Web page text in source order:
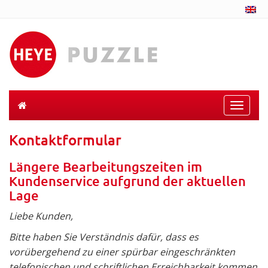
Toggle
Kontaktformular
Längere Bearbeitungszeiten im
Kundenservice aufgrund der aktuellen
Lage
Liebe Kunden,
Bitte haben Sie Verständnis dafür, dass es
vorübergehend zu einer spürbar eingeschränkten